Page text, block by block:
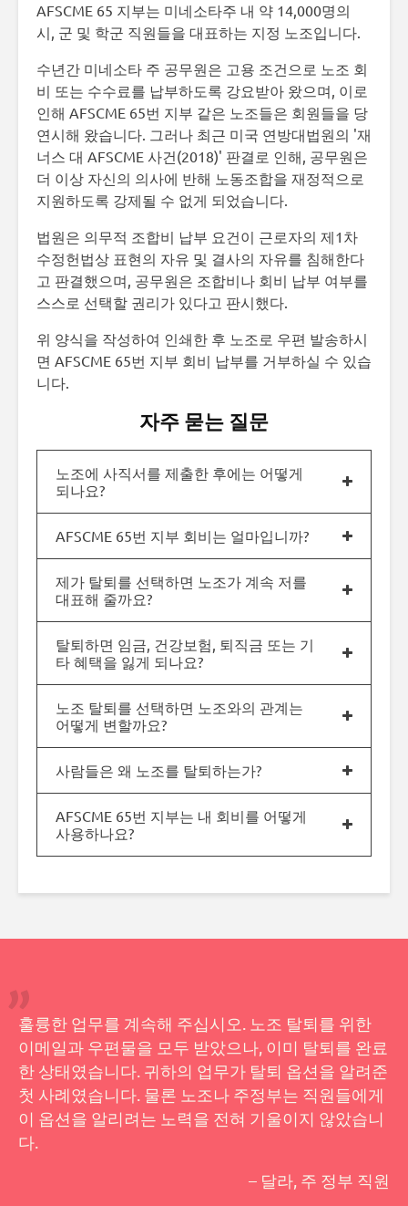
AFSCME 65 지부는 미네소타주 내 약 14,000명의
시, 군 및 학군 직원들을 대표하는 지정 노조입니다.
수년간 미네소타 주 공무원은 고용 조건으로 노조 회
비 또는 수수료를 납부하도록 강요받아 왔으며, 이로
인해 AFSCME 65번 지부 같은 노조들은 회원들을 당
연시해 왔습니다. 그러나 최근 미국 연방대법원의 '재
너스 대 AFSCME 사건(2018)' 판결로 인해, 공무원은
더 이상 자신의 의사에 반해 노동조합을 재정적으로
지원하도록 강제될 수 없게 되었습니다.
법원은 의무적 조합비 납부 요건이 근로자의 제1차
수정헌법상 표현의 자유 및 결사의 자유를 침해한다
고 판결했으며, 공무원은 조합비나 회비 납부 여부를
스스로 선택할 권리가 있다고 판시했다.
위 양식을 작성하여 인쇄한 후 노조로 우편 발송하시
면 AFSCME 65번 지부 회비 납부를 거부하실 수 있습
니다.
자주 묻는 질문
노조에 사직서를 제출한 후에는 어떻게
되나요?
AFSCME 65번 지부 회비는 얼마입니까?
제가 탈퇴를 선택하면 노조가 계속 저를
대표해 줄까요?
탈퇴하면 임금, 건강보험, 퇴직금 또는 기
타 혜택을 잃게 되나요?
노조 탈퇴를 선택하면 노조와의 관계는
어떻게 변할까요?
사람들은 왜 노조를 탈퇴하는가?
AFSCME 65번 지부는 내 회비를 어떻게
사용하나요?
훌륭한 업무를 계속해 주십시오. 노조 탈퇴를 위한
이메일과 우편물을 모두 받았으나, 이미 탈퇴를 완료
한 상태였습니다. 귀하의 업무가 탈퇴 옵션을 알려준
첫 사례였습니다. 물론 노조나 주정부는 직원들에게
이 옵션을 알리려는 노력을 전혀 기울이지 않았습니
다.
– 달라, 주 정부 직원